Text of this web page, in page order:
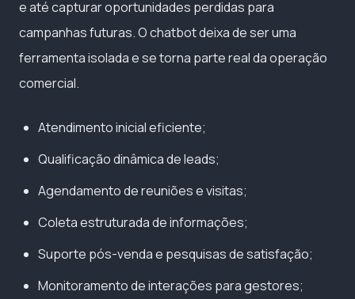
e até capturar oportunidades perdidas para
campanhas futuras. O chatbot deixa de ser uma
ferramenta isolada e se torna parte real da operação
comercial.
Atendimento inicial eficiente;
Qualificação dinâmica de leads;
Agendamento de reuniões e visitas;
Coleta estruturada de informações;
Suporte pós-venda e pesquisas de satisfação;
Monitoramento de interações para gestores;